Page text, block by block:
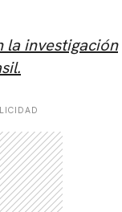
la investigación